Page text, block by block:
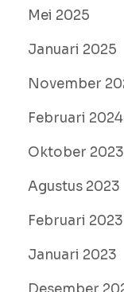
Mei 2025
Januari 2025
November
Februari 2024
Oktober 2023
Agustus 2023
Februari 2023
Januari 2023